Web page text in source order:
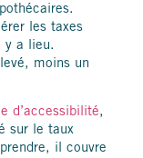
les taxes
y a lieu.
moins un
d’accessibilité,
sur le taux
il couvre